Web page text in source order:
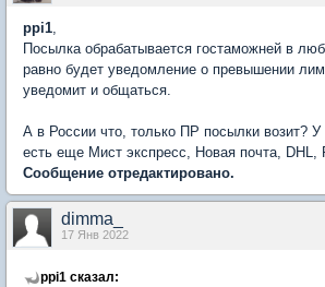
ppi1,
Посылка обрабатывается гостаможней в
равно будет уведомление о превышении
уведомит и общаться.
А в России что, только ПР посылки возит? У
есть еще Мист экспресс, Новая почта, DHL,
Сообщение отредактировано.
dimma_
17 Янв 2022
ppi1 сказал: